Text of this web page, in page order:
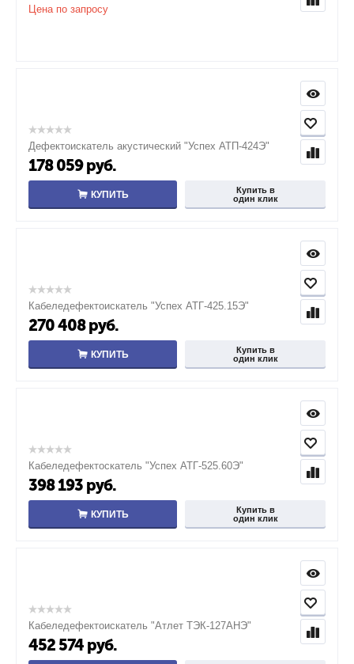
Цена по запросу
Дефектоискатель акустический "Успех АТП-424Э"
178 059 руб.
КУПИТЬ
Купить в
один клик
Кабеледефектоискатель "Успех АТГ-425.15Э"
270 408 руб.
КУПИТЬ
Купить в
один клик
Кабеледефектоскатель "Успех АТГ-525.60Э"
398 193 руб.
КУПИТЬ
Купить в
один клик
Кабеледефектоискатель "Атлет ТЭК-127АНЭ"
452 574 руб.